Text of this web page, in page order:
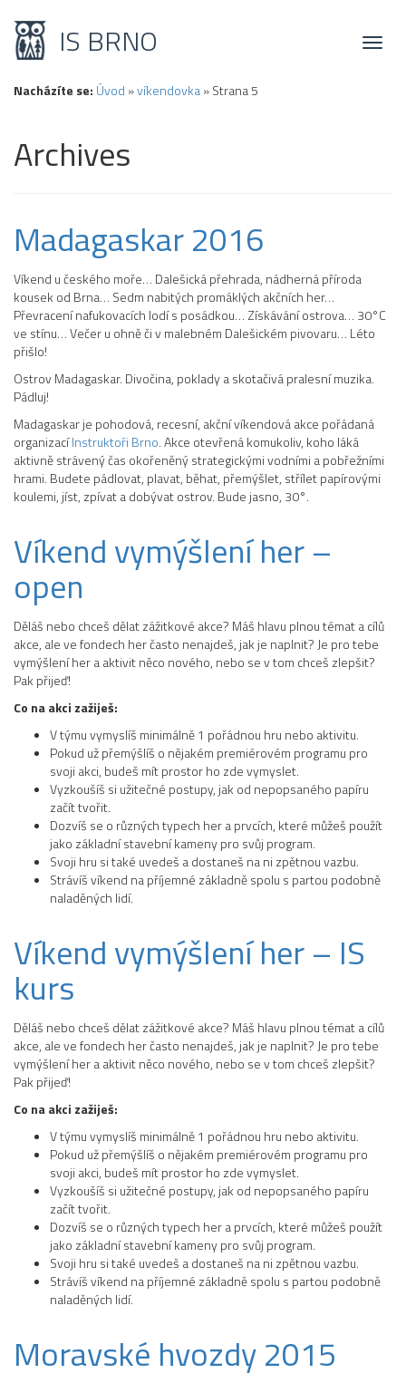
Toggle
IS BRNO
Nacházíte se: Úvod »víkendovka»Strana 5
Archives
Madagaskar 2016
Víkend u českého moře… Dalešická přehrada, nádherná příroda
kousek od Brna… Sedm nabitých promáklých akčních her…
Převracení nafukovacích lodí s posádkou… Získávání ostrova… 30°C
ve stínu… Večer u ohně či v malebném Dalešickém pivovaru… Léto
přišlo!
Ostrov Madagaskar. Divočina, poklady a skotačivá pralesní muzika.
Pádluj!
Madagaskar je pohodová, recesní, akční víkendová akce pořádaná
organizacíInstruktoři Brno. Akce otevřená komukoliv, koho láká
aktivně strávený čas okořeněný strategickými vodními a pobřežními
hrami. Budete pádlovat, plavat, běhat, přemýšlet, střílet papírovými
koulemi, jíst, zpívat a dobývat ostrov. Bude jasno, 30°.
Víkend vymýšlení her –
open
Děláš nebo chceš dělat zážitkové akce? Máš hlavu plnou témat a cílů
akce, ale ve fondech her často nenajdeš, jak je naplnit? Je pro tebe
vymýšlení her a aktivit něco nového, nebo se v tom chceš zlepšit?
Pak přijeď!
Co na akci zažiješ:
V týmu vymyslíš minimálně 1 pořádnou hru nebo aktivitu.
Pokud už přemýšlíš o nějakém premiérovém programu pro
svoji akci, budeš mít prostor ho zde vymyslet.
Vyzkoušíš si užitečné postupy, jak od nepopsaného papíru
začít tvořit.
Dozvíš se o různých typech her a prvcích, které můžeš použít
jako základní stavební kameny pro svůj program.
Svoji hru si také uvedeš a dostaneš na ni zpětnou vazbu.
Strávíš víkend na příjemné základně spolu s partou podobně
naladěných lidí.
Víkend vymýšlení her – IS
kurs
Děláš nebo chceš dělat zážitkové akce? Máš hlavu plnou témat a cílů
akce, ale ve fondech her často nenajdeš, jak je naplnit? Je pro tebe
vymýšlení her a aktivit něco nového, nebo se v tom chceš zlepšit?
Pak přijeď!
Co na akci zažiješ:
V týmu vymyslíš minimálně 1 pořádnou hru nebo aktivitu.
Pokud už přemýšlíš o nějakém premiérovém programu pro
svoji akci, budeš mít prostor ho zde vymyslet.
Vyzkoušíš si užitečné postupy, jak od nepopsaného papíru
začít tvořit.
Dozvíš se o různých typech her a prvcích, které můžeš použít
jako základní stavební kameny pro svůj program.
Svoji hru si také uvedeš a dostaneš na ni zpětnou vazbu.
Strávíš víkend na příjemné základně spolu s partou podobně
naladěných lidí.
Moravské hvozdy 2015